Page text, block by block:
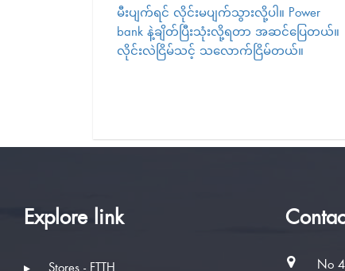
မီးပျက်ရင် လိုင်းမပျက်သွားလို့ပါ။ Power
bank နဲ့ချိတ်ပြီးသုံးလို့ရတာ အဆင်ပြေတယ်။
လိုင်းလဲငြိမ်သင့် သလောက်ငြိမ်တယ်။
Explore link
Stores - FTTH No